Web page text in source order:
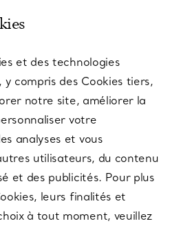
et des technologies
compris des Cookies tiers,
notre site, améliorer la
votre
analyses et vous
utilisateurs, du contenu
et des publicités. Pour plus
leurs finalités et
à tout moment, veuillez